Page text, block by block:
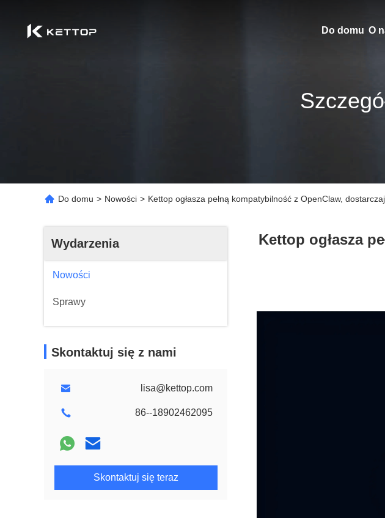
Do domu O
Do domu > Nowości > Kettop ogłasza pełną kompatybilność z OpenClaw,
Wydarzenia
Nowości
Sprawy
Skontaktuj się z nami
lisa@kettop.com
86--18902462095
Skontaktuj się teraz
Kettop ogłasza